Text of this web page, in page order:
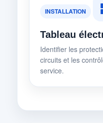
INSTALLATION
Tableau
Identifier les
circuits et les
service.